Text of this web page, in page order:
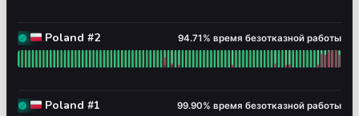
🇵🇱 Poland #2 - Работает
🇵🇱 Poland #2 95% - время безотказной
94.71% время безотказной работы
Читать график времени безотказной работы для
🇵🇱 Poland #1 - Работает
🇵🇱 Poland #1 100% - время безотказной
99.90% время безотказной работы